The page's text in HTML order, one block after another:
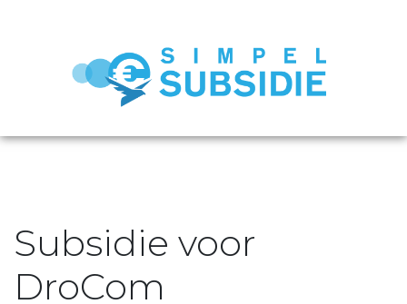
Subsidie voor
DroCom